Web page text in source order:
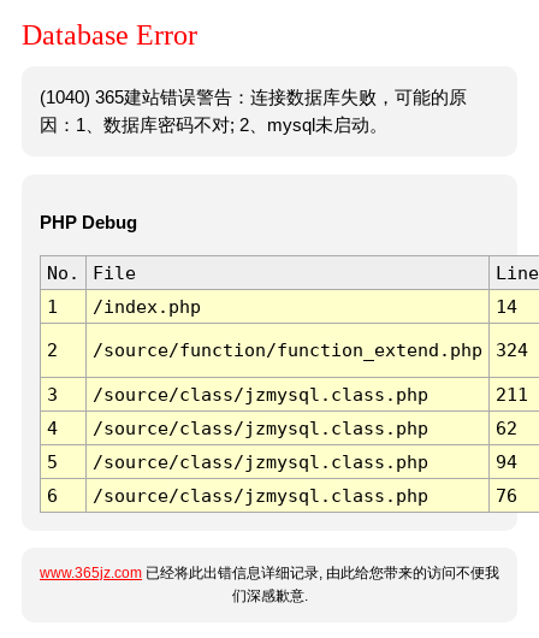
Database Error
(1040) 365建站错误警告：连接数据库失败，可能的原
因：1、数据库密码不对; 2、mysql未启动。
PHP Debug
No. File
Line
1
/index.php 14
2 /source/function/function_extend.php 324
3 /source/class/jzmysql.class.php
211
4
/source/class/jzmysql.class.php
62
5
/source/class/jzmysql.class.php
94
6
/source/class/jzmysql.class.php 76
www.365jz.com 已经将此出错信息详细记录, 由此给您带来的访问不便我
们深感歉意.